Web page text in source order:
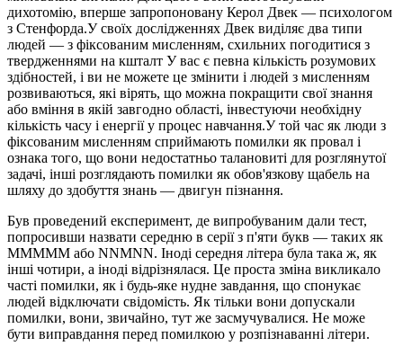
дихотомію, вперше запропоновану Керол Двек — психологом
з Стенфорда.У своїх дослідженнях Двек виділяє два типи
людей — з фіксованим мисленням, схильних погодитися з
твердженнями на кшталт У вас є певна кількість розумових
здібностей, і ви не можете це змінити і людей з мисленням
розвиваються, які вірять, що можна покращити свої знання
або вміння в якій завгодно області, інвестуючи необхідну
кількість часу і енергії у процес навчання.У той час як люди з
фіксованим мисленням сприймають помилки як провал і
ознака того, що вони недостатньо талановиті для розглянутої
задачі, інші розглядають помилки як обов'язкову щабель на
шляху до здобуття знань — двигун пізнання.
Був проведений експеримент, де випробуваним дали тест,
попросивши назвати середню в серії з п'яти букв — таких як
МММММ або NNMNN. Іноді середня літера була така ж, як
інші чотири, а іноді відрізнялася. Це проста зміна викликало
часті помилки, як і будь-яке нудне завдання, що спонукає
людей відключати свідомість. Як тільки вони допускали
помилки, вони, звичайно, тут же засмучувалися. Не може
бути виправдання перед помилкою у розпізнаванні літери.